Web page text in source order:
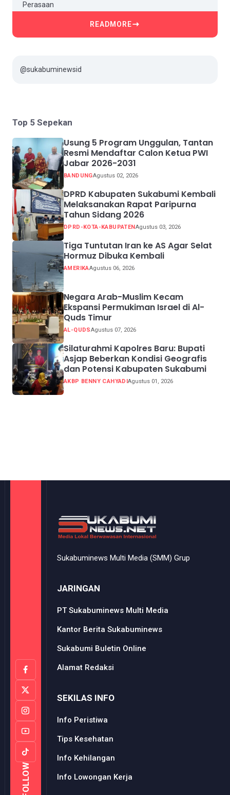
READMORE
@sukabuminewsid
Top 5 Sepekan
Usung 5 Program Unggulan, Tantan
Resmi Mendaftar Calon Ketua PWI
Jabar 2026-2031
BANDUNGAgustus 02, 2026
DPRD Kabupaten Sukabumi Kembali
Melaksanakan Rapat Paripurna
Tahun Sidang 2026
DPRD-KOTA-KABUPATEN Agustus 03, 2026
Tiga Tuntutan Iran ke AS Agar Selat
Hormuz Dibuka Kembali
AMERIKAAgustus 06, 2026
Negara Arab-Muslim Kecam
Ekspansi Permukiman Israel di Al-
Quds Timur
AL-QUDSAgustus 07, 2026
Silaturahmi Kapolres Baru: Bupati
Asjap Beberkan Kondisi Geografis
dan Potensi Kabupaten Sukabumi
AKBP BENNY CAHYADIAgustus 01, 2026
FOLLOW
Sukabuminews Multi Media (SMM) Grup
JARINGAN
PT Sukabuminews Multi Media
Kantor Berita Sukabuminews
Sukabumi Buletin Online
Alamat Redaksi
SEKILAS INFO
Info Peristiwa
Tips Kesehatan
Info Kehilangan
Info Lowongan Kerja